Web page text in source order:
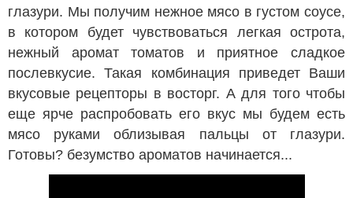
глазури. Мы получим нежное мясо в густом соусе,
в котором будет чувствоваться легкая острота,
нежный аромат томатов и приятное сладкое
послевкусие. Такая комбинация приведет Ваши
вкусовые рецепторы в восторг. А для того чтобы
еще ярче распробовать его вкус мы будем есть
мясо руками облизывая пальцы от глазури.
Готовы? безумство ароматов начинается...